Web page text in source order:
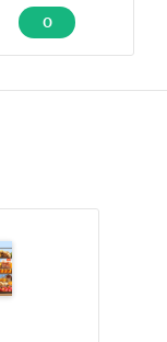
0